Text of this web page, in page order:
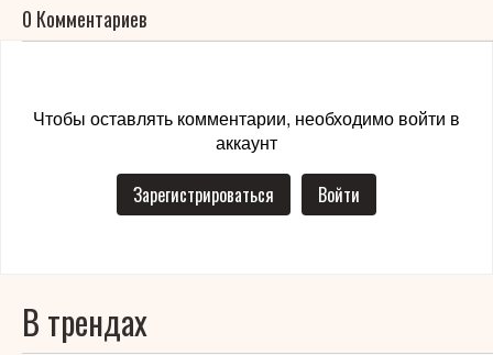
0 Комментариев
Чтобы оставлять комментарии, необходимо войти в
аккаунт
Зарегистрироваться Войти
В трендах